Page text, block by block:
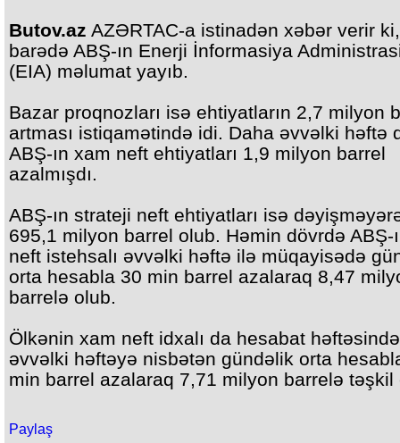
Butov.az AZƏRTAC-a istinadən xəbər verir
barədə ABŞ-ın Enerji İnformasiya
(EIA) məlumat yayıb.
Bazar proqnozları isə ehtiyatların 2,7 milyon
artması istiqamətində idi. Daha əvvəlki həftə
ABŞ-ın xam neft ehtiyatları 1,9 milyon barrel
azalmışdı.
ABŞ-ın strateji neft ehtiyatları isə
695,1 milyon barrel olub. Həmin dövrdə ABŞ-
neft istehsalı əvvəlki həftə ilə müqayisədə
orta hesabla 30 min barrel azalaraq 8,47
barrelə olub.
Ölkənin xam neft idxalı da hesabat həftəsində
əvvəlki həftəyə nisbətən gündəlik orta
min barrel azalaraq 7,71 milyon barrelə təşkil
Paylaş